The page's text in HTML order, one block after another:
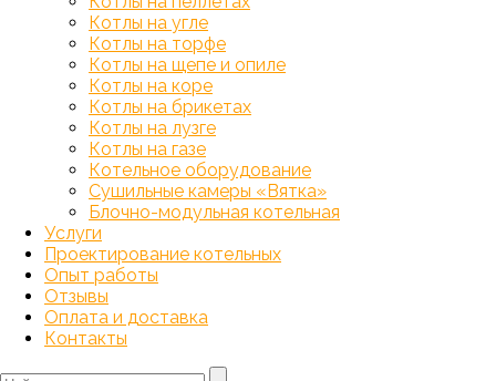
Котлы на угле
Котлы на торфе
Котлы на щепе и опиле
Котлы на коре
Котлы на брикетах
Котлы на лузге
Котлы на газе
Котельное оборудование
Сушильные камеры «Вятка»
Блочно-модульная котельная
Услуги
Проектирование котельных
Опыт работы
Отзывы
Оплата и доставка
Контакты